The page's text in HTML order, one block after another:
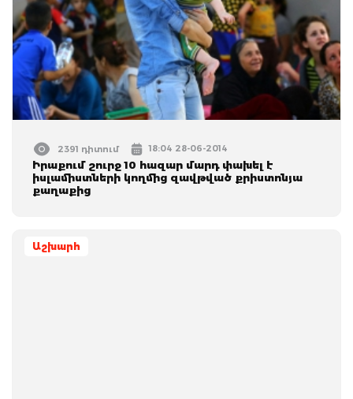
2391 դիտում 18:04 28-06-2014
Իրաքում շուրջ 10 հազար մարդ փախել է
իսլամիստների կողմից զավթված քրիստոնյա
քաղաքից
Աշխարհ